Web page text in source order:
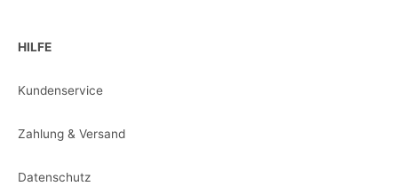
HILFE
Kundenservice
Zahlung & Versand
Datenschutz